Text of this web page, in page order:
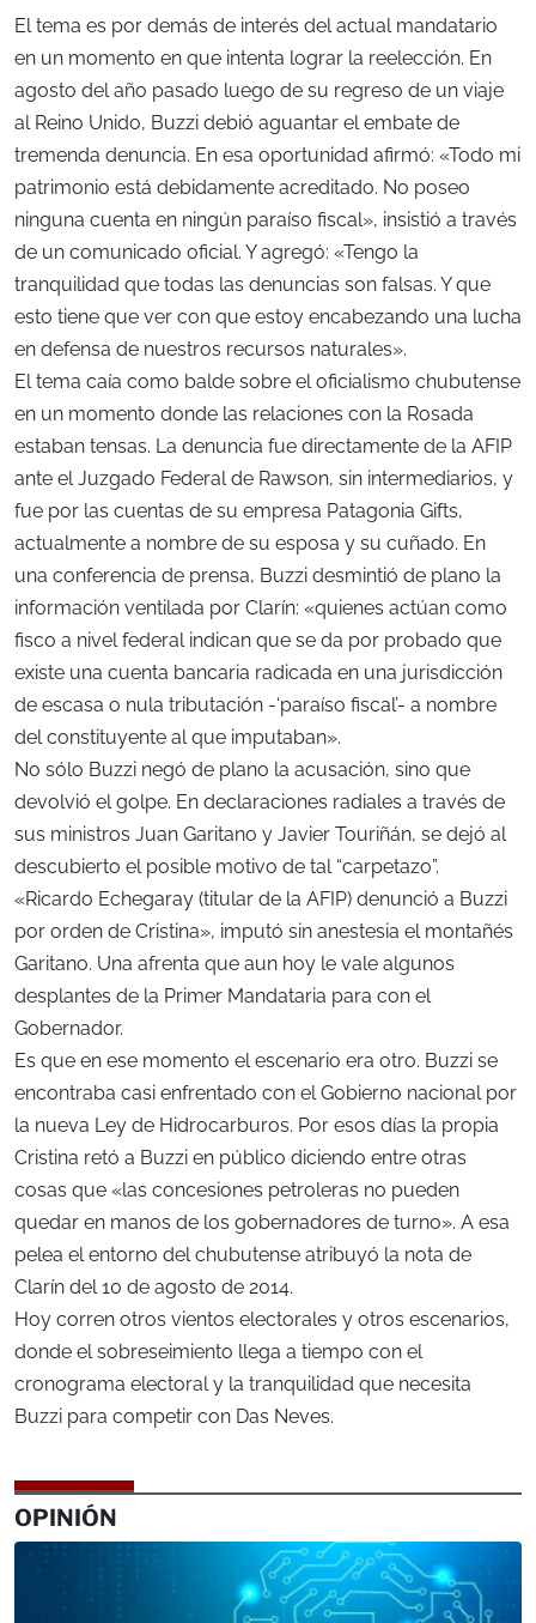
El tema es por demás de interés del actual mandatario
en un momento en que intenta lograr la reelección. En
agosto del año pasado luego de su regreso de un viaje
al Reino Unido, Buzzi debió aguantar el embate de
tremenda denuncia. En esa oportunidad afirmó: «Todo mi
patrimonio está debidamente acreditado. No poseo
ninguna cuenta en ningún paraíso fiscal», insistió a través
de un comunicado oficial. Y agregó: «Tengo la
tranquilidad que todas las denuncias son falsas. Y que
esto tiene que ver con que estoy encabezando una lucha
en defensa de nuestros recursos naturales».
El tema caía como balde sobre el oficialismo chubutense
en un momento donde las relaciones con la Rosada
estaban tensas. La denuncia fue directamente de la AFIP
ante el Juzgado Federal de Rawson, sin intermediarios, y
fue por las cuentas de su empresa Patagonia Gifts,
actualmente a nombre de su esposa y su cuñado. En
una conferencia de prensa, Buzzi desmintió de plano la
información ventilada por Clarín: «quienes actúan como
fisco a nivel federal indican que se da por probado que
existe una cuenta bancaria radicada en una jurisdicción
de escasa o nula tributación -‘paraíso fiscal’- a nombre
del constituyente al que imputaban».
No sólo Buzzi negó de plano la acusación, sino que
devolvió el golpe. En declaraciones radiales a través de
sus ministros Juan Garitano y Javier Touriñán, se dejó al
descubierto el posible motivo de tal “carpetazo”.
«Ricardo Echegaray (titular de la AFIP) denunció a Buzzi
por orden de Cristina», imputó sin anestesia el montañés
Garitano. Una afrenta que aun hoy le vale algunos
desplantes de la Primer Mandataria para con el
Gobernador.
Es que en ese momento el escenario era otro. Buzzi se
encontraba casi enfrentado con el Gobierno nacional por
la nueva Ley de Hidrocarburos. Por esos días la propia
Cristina retó a Buzzi en público diciendo entre otras
cosas que «las concesiones petroleras no pueden
quedar en manos de los gobernadores de turno». A esa
pelea el entorno del chubutense atribuyó la nota de
Clarín del 10 de agosto de 2014.
Hoy corren otros vientos electorales y otros escenarios,
donde el sobreseimiento llega a tiempo con el
cronograma electoral y la tranquilidad que necesita
Buzzi para competir con Das Neves.
OPINIÓN